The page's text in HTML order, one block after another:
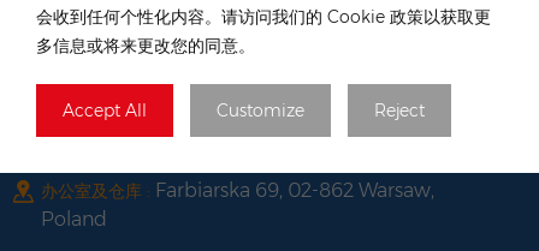
会收到任何个性化内容。请访问我们的 Cookie 政策以获取更
多信息或将来更改您的同意。
Accept All Customize Reject
仓库 :263 Go O Moi, Phu Thuan, District 7,
HCM City, Vietnam
电话 :+48 735 668 999
办公室及仓库 : Farbiarska 69, 02-862 Warsaw,
Poland